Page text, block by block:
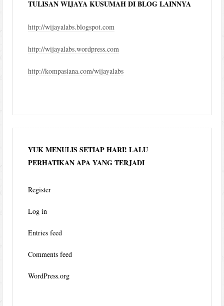
TULISAN WIJAYA KUSUMAH DI BLOG LAINNYA
http://wijayalabs.blogspot.com
http://wijayalabs.wordpress.com
http://kompasiana.com/wijayalabs
YUK MENULIS SETIAP HARI! LALU
PERHATIKAN APA YANG TERJADI
Register
Log in
Entries feed
Comments feed
WordPress.org